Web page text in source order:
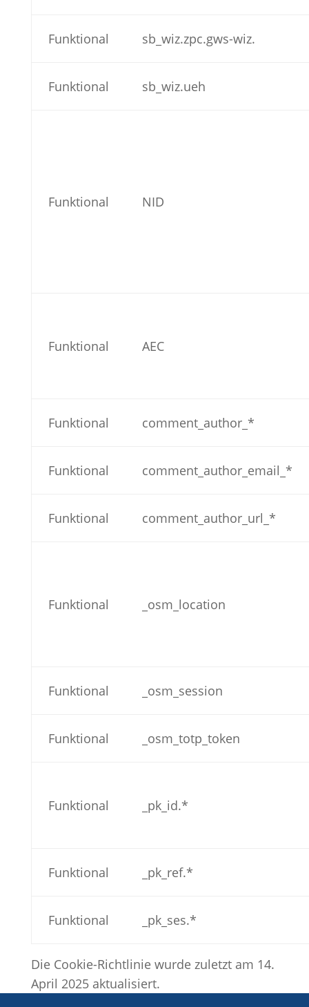
Funktional sb_wiz.zpc.gws-wiz.
Funktional sb_wiz.ueh
Funktional NID
Funktional AEC
Funktional comment_author_*
Funktional comment_author_email_*
Funktional comment_author_url_*
Funktional _osm_location
Funktional _osm_session
Funktional _osm_totp_token
Funktional _pk_id.*
Funktional _pk_ref.*
Funktional _pk_ses.*
Die Cookie-Richtlinie wurde zuletzt am 14.
April 2025 aktualisiert.